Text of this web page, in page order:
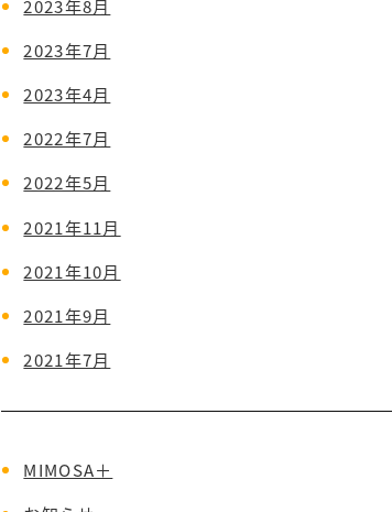
2023年8月
2023年7月
2023年4月
2022年7月
2022年5月
2021年11月
2021年10月
2021年9月
2021年7月
MIMOSA＋